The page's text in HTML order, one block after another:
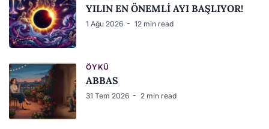
YILIN EN ÖNEMLİ AYI BAŞLIYOR!
1 Ağu 2026 12 min read
ÖYKÜ
ABBAS
31 Tem 2026 2 min read